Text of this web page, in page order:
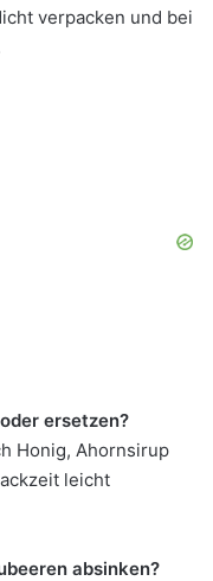
verpacken und bei
ersetzen?
Honig, Ahornsirup
leicht
absinken?